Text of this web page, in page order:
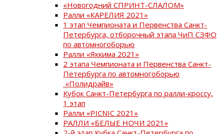
«Новогодний СПРИНТ-СЛАЛОМ»
Ралли «КАРЕЛИЯ 2021»
1 этап Чемпионата и Первенства Санкт-
Петербурга, отборочный этапа ЧиП СЗФО
по автомногоборью
Ралли «Яккима 2021»
2 этапа Чемпионата и Первенства Санкт-
Петербурга по автомногоборью
«Полидрайв»
Кубок Санкт-Петербурга по ралли-кроссу,
1 этап
Ралли «PICNIC 2021»
РАЛЛИ «БЕЛЫЕ НОЧИ 2021»